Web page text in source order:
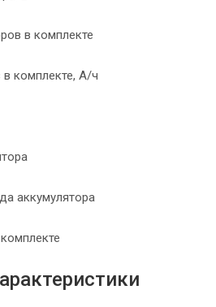
в комплекте
в комплекте, А/ч
аккумулятора